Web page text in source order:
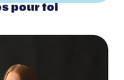
pour toi